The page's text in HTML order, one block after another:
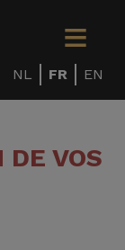
NL FR EN
DE VOS